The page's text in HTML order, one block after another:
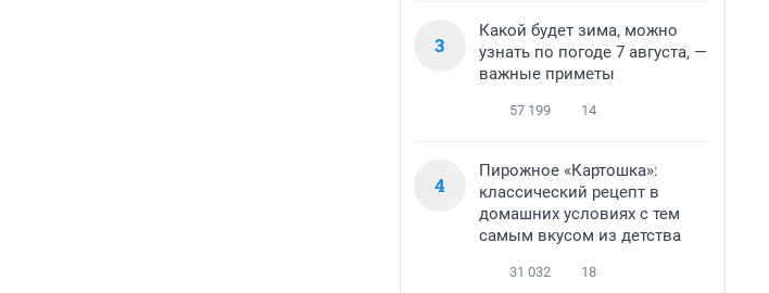
3
Какой будет зима, можно
узнать по погоде 7 августа, —
важные приметы
57 199 14
4
Пирожное «Картошка»:
классический рецепт в
домашних условиях с тем
самым вкусом из детства
31 032 18